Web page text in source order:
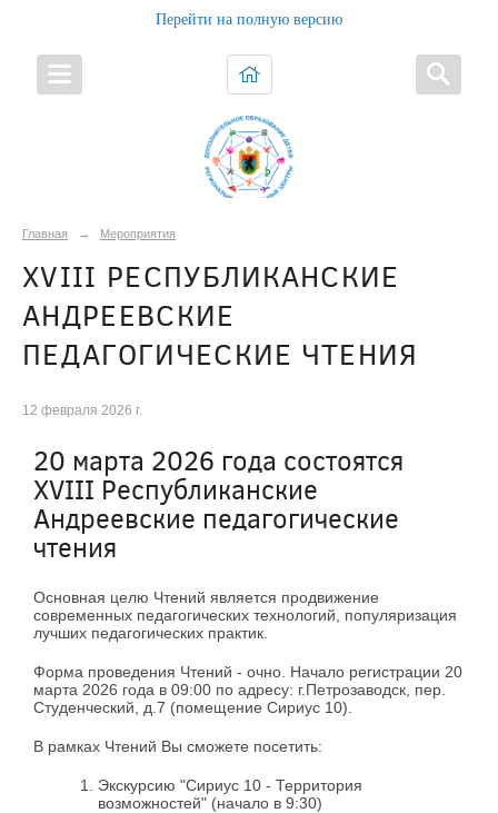
Перейти на полную версию
Главная → Мероприятия
XVIII РЕСПУБЛИКАНСКИЕ
АНДРЕЕВСКИЕ
ПЕДАГОГИЧЕСКИЕ ЧТЕНИЯ
12 февраля 2026 г.
20 марта 2026 года состоятся
XVIII Республиканские
Андреевские педагогические
чтения
Основная целю Чтений является продвижение
современных педагогических технологий, популяризация
лучших педагогических практик.
Форма проведения Чтений - очно. Начало регистрации 20
марта 2026 года в 09:00 по адресу: г.Петрозаводск, пер.
Студенческий, д.7 (помещение Сириус 10).
В рамках Чтений Вы сможете посетить:
Экскурсию "Сириус 10 - Территория
возможностей" (начало в 9:30)